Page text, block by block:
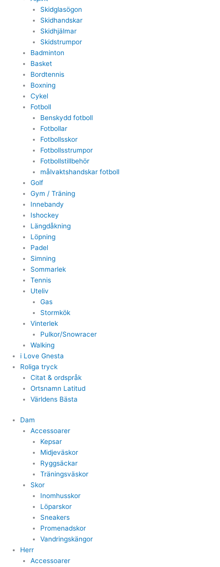
Skidglasögon
Skidhandskar
Skidhjälmar
Skidstrumpor
Badminton
Basket
Bordtennis
Boxning
Cykel
Fotboll
Benskydd fotboll
Fotbollar
Fotbollsskor
Fotbollsstrumpor
Fotbollstillbehör
målvaktshandskar fotboll
Golf
Gym / Träning
Innebandy
Ishockey
Längdåkning
Löpning
Padel
Simning
Sommarlek
Tennis
Uteliv
Gas
Stormkök
Vinterlek
Pulkor/Snowracer
Walking
i Love Gnesta
Roliga tryck
Citat & ordspråk
Ortsnamn Latitud
Världens Bästa
Dam
Accessoarer
Kepsar
Midjeväskor
Ryggsäckar
Träningsväskor
Skor
Inomhusskor
Löparskor
Sneakers
Promenadskor
Vandringskängor
Herr
Accessoarer